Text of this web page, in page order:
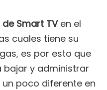
Smart TVen el
cuales tiene su
es por esto que
y administrar
poco diferente en